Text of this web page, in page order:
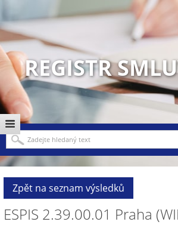
REGISTR
Zpět na seznam výsledků
ESPIS 2.39.00.01 Praha